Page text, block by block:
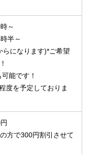
～
半～
になります)*ご希望
能です！
度を予定しておりま
方で300円割引させて